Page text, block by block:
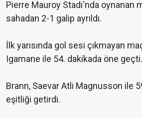
Pierre Mauroy Stadı'nda oynanan
sahadan 2-1 galip ayrıldı.
İlk yarısında gol sesi çıkmayan
Igamane ile 54. dakikada öne geçti.
Brann, Saevar Atli Magnusson ile
eşitliği getirdi.